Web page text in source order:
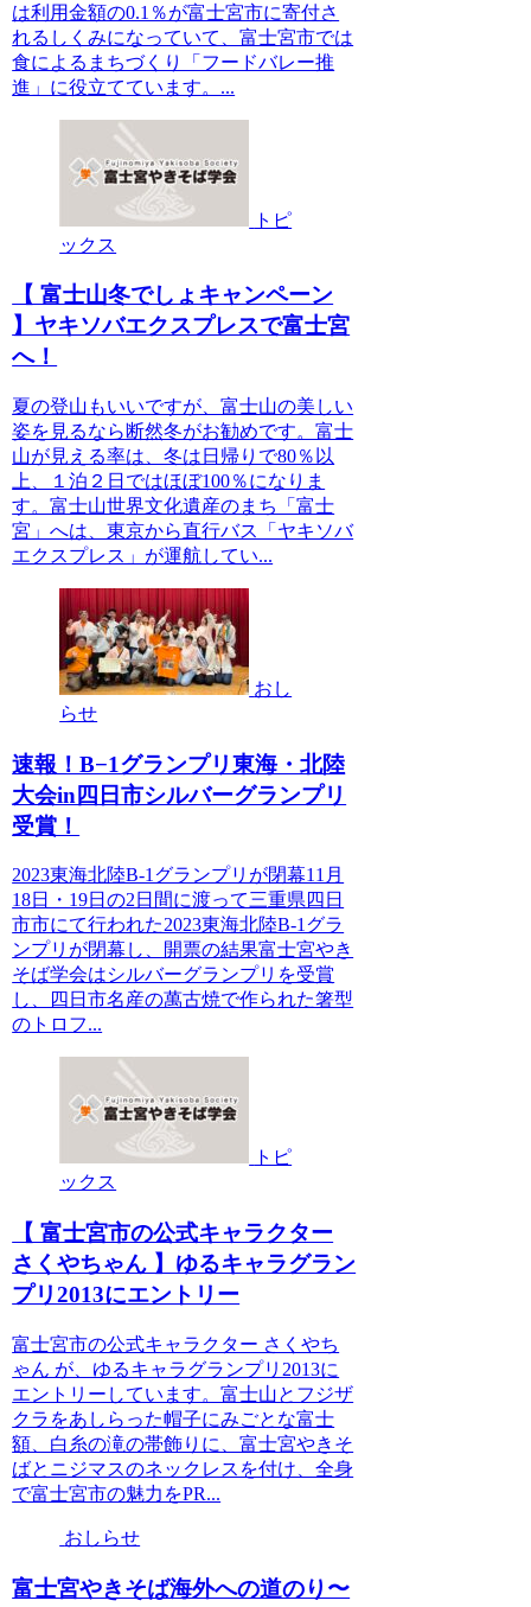
は利用金額の0.1％が富士宮市に寄付さ
れるしくみになっていて、富士宮市では
食によるまちづくり「フードバレー推
進」に役立てています。...
トピ
ックス
【 富士山冬でしょキャンペーン
】ヤキソバエクスプレスで富士宮
へ！
夏の登山もいいですが、富士山の美しい
姿を見るなら断然冬がお勧めです。富士
山が見える率は、冬は日帰りで80％以
上、１泊２日ではほぼ100％になりま
す。富士山世界文化遺産のまち「富士
宮」へは、東京から直行バス「ヤキソバ
エクスプレス」が運航してい...
おし
らせ
速報！B−1グランプリ東海・北陸
大会in四日市シルバーグランプリ
受賞！
2023東海北陸B-1グランプリが閉幕11月
18日・19日の2日間に渡って三重県四日
市市にて行われた2023東海北陸B-1グラ
ンプリが閉幕し、開票の結果富士宮やき
そば学会はシルバーグランプリを受賞
し、四日市名産の萬古焼で作られた箸型
のトロフ...
トピ
ックス
【 富士宮市の公式キャラクター
さくやちゃん 】ゆるキャラグラン
プリ2013にエントリー
富士宮市の公式キャラクター さくやち
ゃん が、ゆるキャラグランプリ2013に
エントリーしています。富士山とフジザ
クラをあしらった帽子にみごとな富士
額、白糸の滝の帯飾りに、富士宮やきそ
ばとニジマスのネックレスを付け、全身
で富士宮市の魅力をPR...
おしらせ
富士宮やきそば海外への道のり〜